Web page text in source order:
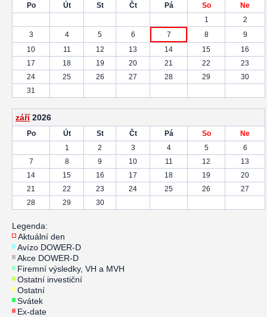
Po Út St Čt Pá So
Ne
1
2
3
4 5 6 7 8
9
10
11 12 13 14 15
16
17
18 19 20 21 22
23
24
25 26 27 28 29
30
31
září 2026
Po Út St Čt Pá So
Ne
1
2 3 4 5
6
7
8 9 10 11 12
13
14
15 16 17 18 19
20
21
22 23 24 25 26
27
28
29 30
Legenda:
Aktuální den
Avízo DOWER-D
Akce DOWER-D
Firemní výsledky, VH a MVH
Ostatní investiční
Ostatní
Svátek
Ex-date